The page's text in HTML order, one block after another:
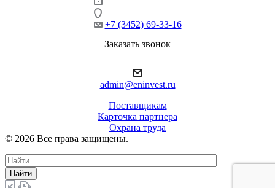
+7 (3452) 69-33-16
Заказать звонок
admin@eninvest.ru
Поставщикам
Карточка партнера
Охрана труда
© 2026 Все права защищены.
Найти